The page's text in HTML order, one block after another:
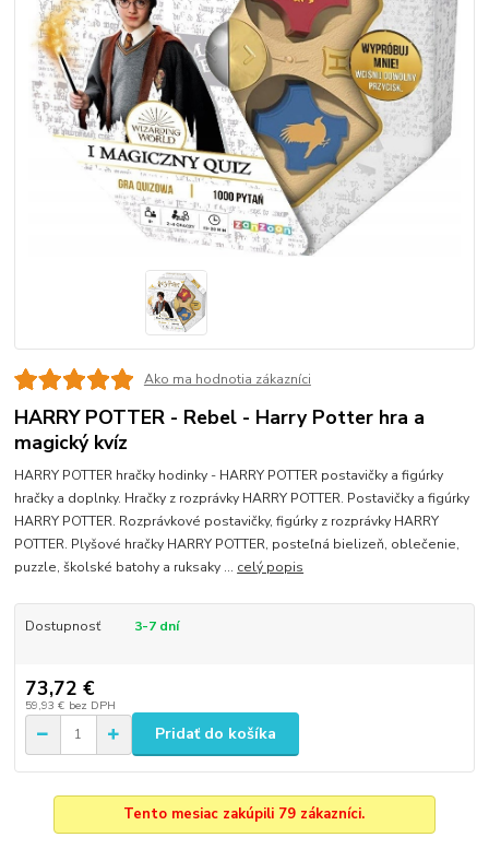
Ako ma hodnotia zákazníci
HARRY POTTER - Rebel - Harry Potter hra a
magický kvíz
HARRY POTTER hračky hodinky - HARRY POTTER postavičky a figúrky
hračky a doplnky. Hračky z rozprávky HARRY POTTER. Postavičky a figúrky
HARRY POTTER. Rozprávkové postavičky, figúrky z rozprávky HARRY
POTTER. Plyšové hračky HARRY POTTER, posteľná bielizeň, oblečenie,
puzzle, školské batohy a ruksaky ... celý popis
Dostupnosť 3-7 dní
73,72 €
59,93 € bez DPH
Pridať do košíka
Tento mesiac zakúpili 79 zákazníci.